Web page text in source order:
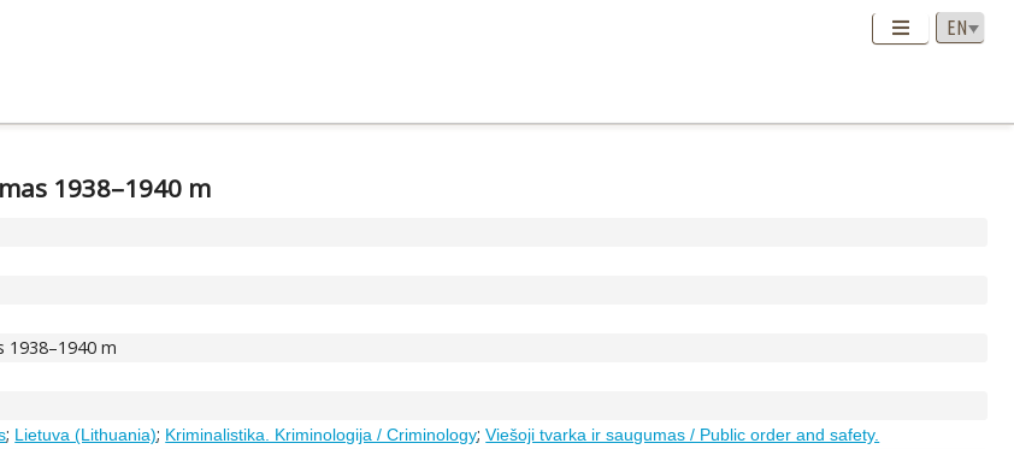
1938–1940 m
1938–1940 m
; Lietuva (Lithuania); Kriminalistika. Kriminologija / Criminology;Viešoji tvarka ir saugumas / Public order and safety.